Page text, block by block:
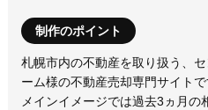
制作のポイント
札幌市内の不動産を取り扱う、
ーム様の不動産売却専門サイトで
メインイメージでは過去3ヵ月の